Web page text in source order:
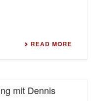
READ MORE